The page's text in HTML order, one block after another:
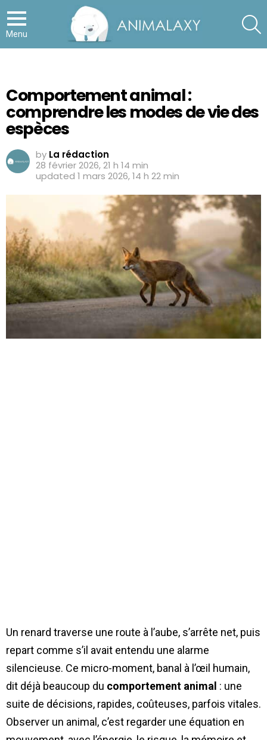
Menu
Comportement animal :
comprendre les modes de vie des
espèces
by La rédaction
28 février 2026, 21 h 14 min
updated 1 mars 2026, 14 h 22 min
Un renard traverse une route à l’aube, s’arrête net, puis
repart comme s’il avait entendu une alarme
silencieuse. Ce micro-moment, banal à l’œil humain,
dit déjà beaucoup du comportement animal : une
suite de décisions, rapides, coûteuses, parfois vitales.
Observer un animal, c’est regarder une équation en